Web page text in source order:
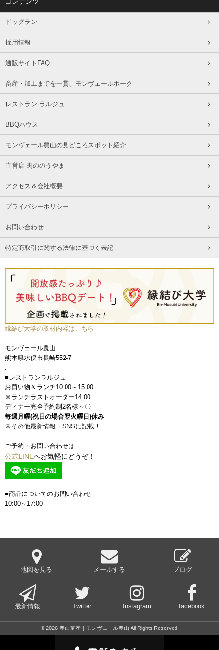
ドッグラン
採用情報
通販サイトFAQ
畜産・加工までを一貫、モンヴェールポーク
レストラン ラルジュ
BBQハウス
モンヴェール農山の見どころスポット紹介
直営店 肉ののうやま
アクセス＆会社概要
プライバシーポリシー
お問い合わせ
特定商取引に関する法律に基づく表記
縁結び大学の取材内容はこちら
モンヴェール農山
熊本県水俣市長崎552-7
■レストランラルジュ
お買い物＆ランチ10:00～15:00
※ランチラストオーダー14:00
ディナー完全予約制2名様～〇
毎週月曜(祝日の場合翌火曜日)休み
※その他最新情報・SNSに記載！
ご予約・お問い合わせは
公式LINEへお気軽にどうぞ！
.
■商品についてのお問い合わせ
10:00～17:00
地図を見る メールする ブログ
最新情報 Twitter Instagram facebook
© 2026 農山畜産｜モンヴェール農山 All Rights Reserved.